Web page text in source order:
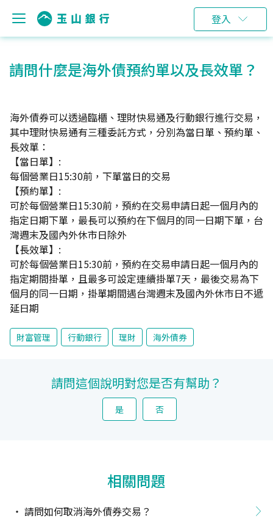
登入
請問什麼是海外債預約單以及長效單？
海外債券可以透過臨櫃、理財快易通及行動銀行進行交易，
其中理財快易通有三種委託方式，分別為當日單、預約單、
長效單：
【當日單】:
每個營業日15:30前，下單當日的交易
【預約單】:
可於每個營業日15:30前，預約在交易申請日起一個月內的
指定日期下單，最長可以預約在下個月的同一日期下單，台
灣週末及國內外休市日除外
【長效單】:
可於每個營業日15:30前，預約在交易申請日起一個月內的
指定期間掛單，且最多可設定連續掛單7天，最後交易為下
個月的同一日期，掛單期間遇台灣週末及國內外休市日不遞
延日期
財富管理 行動銀行 理財 海外債券
請問這個說明對您是否有幫助？
是 否
相關問題
請問如何取消海外債券交易？